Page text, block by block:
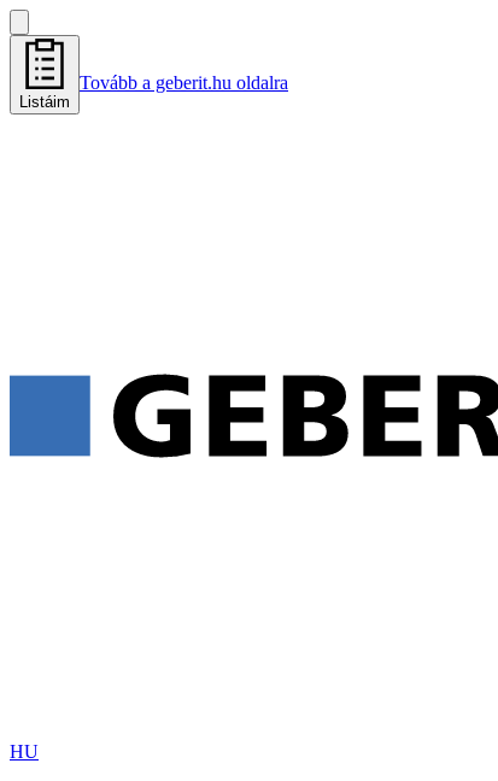
Listáim
Tovább a geberit.hu oldalra
HU